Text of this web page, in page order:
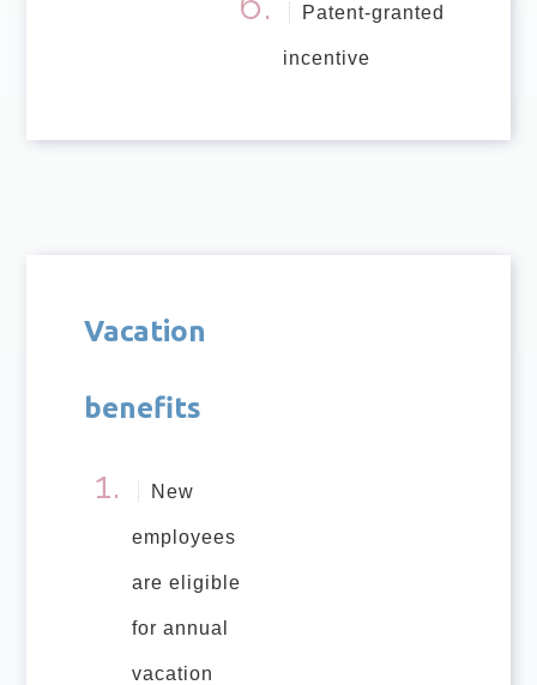
Patent-granted
incentive
Vacation
benefits
New
employees
are eligible
for annual
vacation